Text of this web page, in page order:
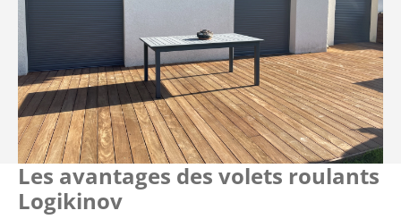
Les avantages des volets roulants
Logikinov